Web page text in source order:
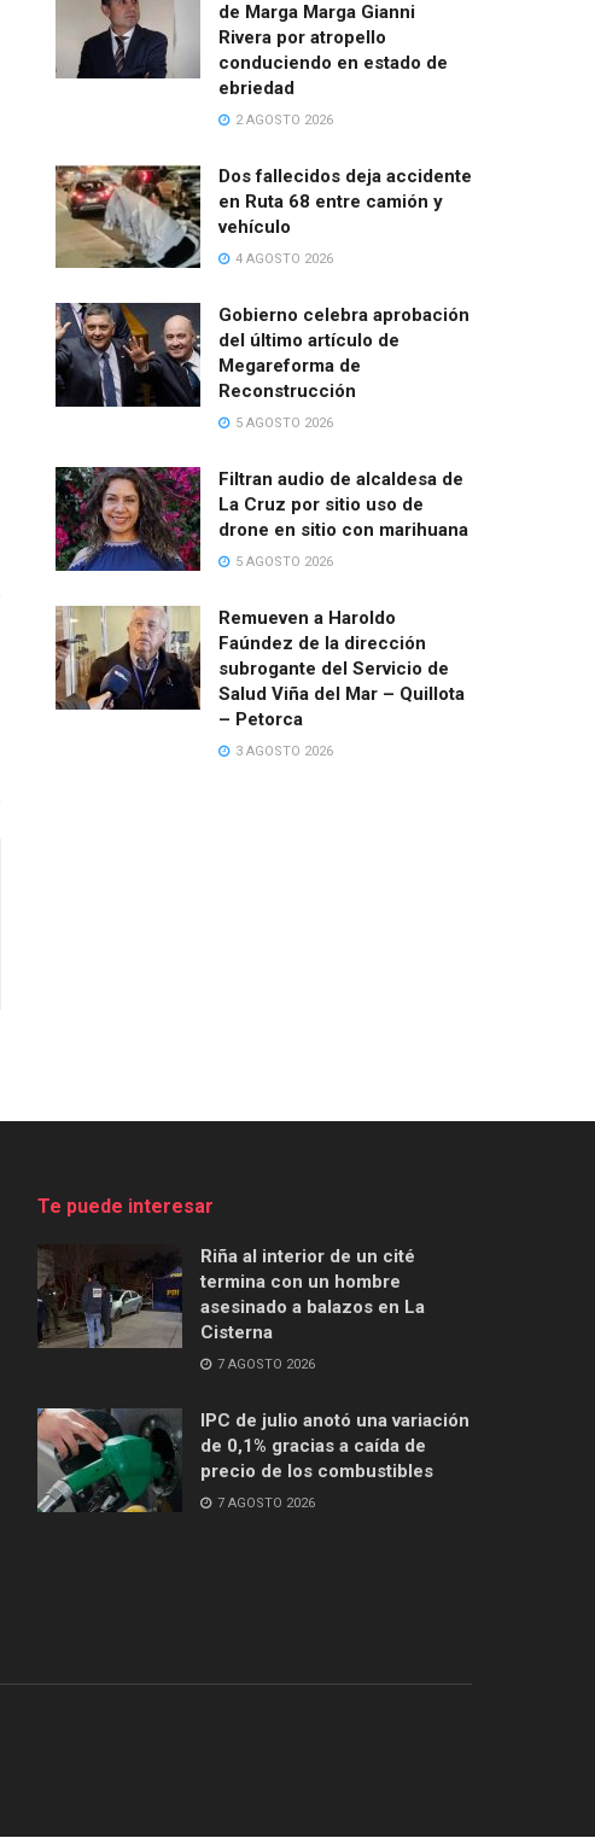
de Marga Marga Gianni
Rivera por atropello
conduciendo en estado de
ebriedad
2 AGOSTO 2026
Dos fallecidos deja accidente
en Ruta 68 entre camión y
vehículo
4 AGOSTO 2026
Gobierno celebra aprobación
del último artículo de
Megareforma de
Reconstrucción
5 AGOSTO 2026
Filtran audio de alcaldesa de
La Cruz por sitio uso de
drone en sitio con marihuana
5 AGOSTO 2026
Remueven a Haroldo
Faúndez de la dirección
subrogante del Servicio de
Salud Viña del Mar – Quillota
– Petorca
3 AGOSTO 2026
Te puede interesar
Riña al interior de un cité
termina con un hombre
asesinado a balazos en La
Cisterna
7 AGOSTO 2026
IPC de julio anotó una variación
de 0,1% gracias a caída de
precio de los combustibles
7 AGOSTO 2026